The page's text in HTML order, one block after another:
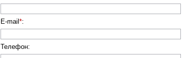
E-mail *:
Телефон: